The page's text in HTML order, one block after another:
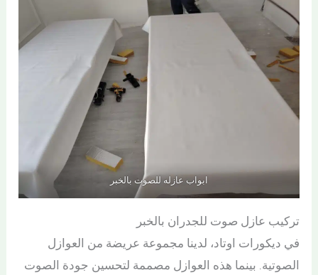
ابواب عازله للصوت بالخبر
تركيب عازل صوت للجدران بالخبر
في ديكورات اوتاد، لدينا مجموعة عريضة من العوازل
الصوتية. بينما هذه العوازل مصممة لتحسين جودة الصوت